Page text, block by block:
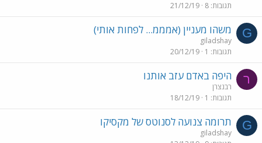
תגובות 8
21/12/19
G משהו מעניין (אמממ... לפחות אותי)
giladshay
תגובות 1
20/12/19
ר היפה באדם עזב אותנו
רבנצרן
תגובות 1
18/12/19
G תרומה צנועה לסנוטס של מקסיקו
giladshay